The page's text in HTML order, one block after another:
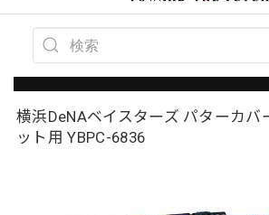
横浜DeNAベイスターズ パターカバ
ット用 YBPC-6836